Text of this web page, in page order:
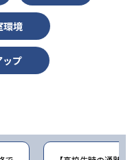
環境
ップ